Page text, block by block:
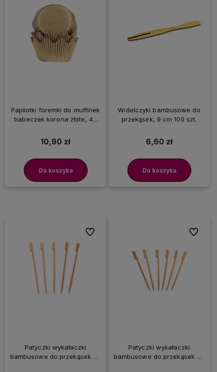
Papilotki foremki do muffinek
babeczek korona złote, 40
10,90 zł
Do koszyka
Widelczyki bambusowe do
przekąsek, 9 cm 100 szt.
6,60 zł
Do koszyka
Patyczki wykałaczki
bambusowe do przekąsek 25
Do ulubionych
Patyczki wykałaczki
bambusowe do przekąsek 20
Do